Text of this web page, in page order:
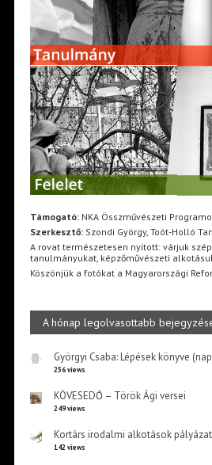
Támogató:NKA Összművészeti
Szerkesztő:Szondi György, Toót-Holló
A rovat természetesen nyitott: várjuk
tanulmányukat, képzőművészeti
Köszönjük a fotókat a Magyarországi
A hónap legolvasottabb
Györgyi Csaba: Lépések könyve
256 views
KÖVESEDŐ – Török Ági versei
249 views
Kortárs irodalmi alkotások
142 views